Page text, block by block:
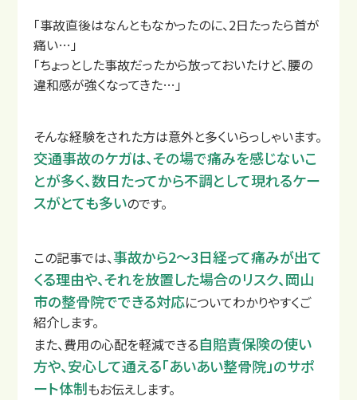
店舗一覧
「事故直後はなんともなかったのに、2日たったら首が
痛い…」
「ちょっとした事故だったから放っておいたけど、腰の
違和感が強くなってきた…」
そんな経験をされた方は意外と多くいらっしゃいます。
交通事故のケガは、その場で痛みを感じないこ
とが多く、数日たってから不調として現れるケー
スがとても多いのです。
この記事では、事故から2〜3日経って痛みが出て
くる理由や、それを放置した場合のリスク、岡山
市の整骨院でできる対応についてわかりやすくご
紹介します。
また、費用の心配を軽減できる自賠責保険の使い
方や、安心して通える「あいあい整骨院」のサポ
ート体制もお伝えします。